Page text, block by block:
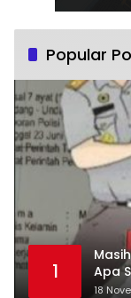
Popular
1
Apa
18